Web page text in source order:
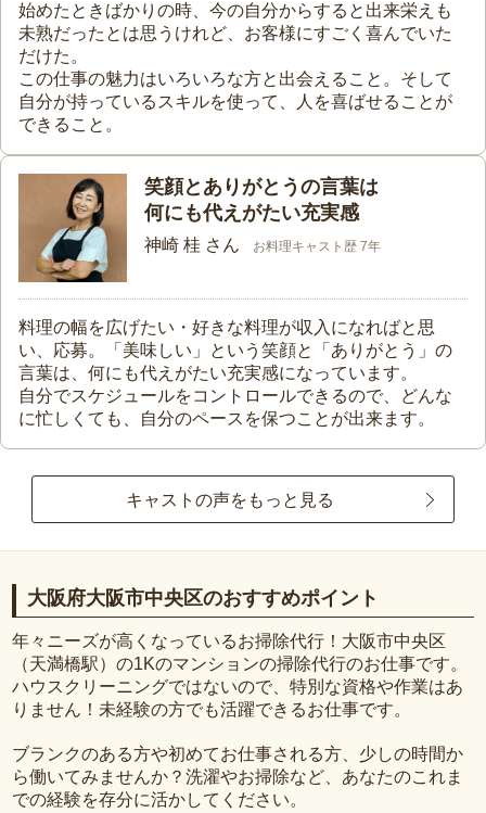
始めたときばかりの時、今の自分からすると出来栄えも
未熟だったとは思うけれど、お客様にすごく喜んでいた
だけた。
この仕事の魅力はいろいろな方と出会えること。そして
自分が持っているスキルを使って、人を喜ばせることが
できること。
笑顔とありがとうの言葉は
何にも代えがたい充実感
神崎 桂 さん お料理キャスト歴 7年
料理の幅を広げたい・好きな料理が収入になればと思
い、応募。「美味しい」という笑顔と「ありがとう」の
言葉は、何にも代えがたい充実感になっています。
自分でスケジュールをコントロールできるので、どんな
に忙しくても、自分のペースを保つことが出来ます。
キャストの声をもっと見る
大阪府大阪市中央区のおすすめポイント
年々ニーズが高くなっているお掃除代行！大阪市中央区
（天満橋駅）の1Kのマンションの掃除代行のお仕事です。
ハウスクリーニングではないので、特別な資格や作業はあ
りません！未経験の方でも活躍できるお仕事です。
ブランクのある方や初めてお仕事される方、少しの時間か
ら働いてみませんか？洗濯やお掃除など、あなたのこれま
での経験を存分に活かしてください。